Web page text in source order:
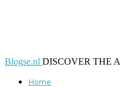
Blogse.nl DISCOVER THE
Home